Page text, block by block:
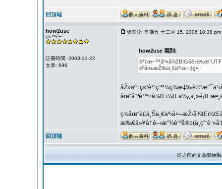
回頂端
how2use
ç«™é•·
註冊時間: 2003-11-22
文章: 696
發表於: 星期五 十二月 15, 2006 10:38 pm
how2use 寫到:
éºå¤±æŽ‰ä¸€äº›æ–‡ç« !
回頂端
從之前的文章開始